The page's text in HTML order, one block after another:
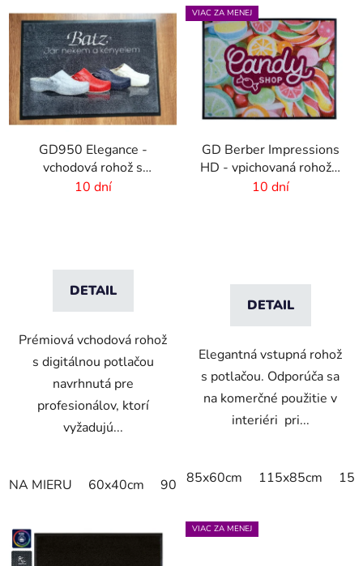
GD950 Elegance -
vchodová rohož s
digitálnou potlačou - 6
10 dní
DETAIL
Prémiová vchodová rohož
s digitálnou potlačou
navrhnutá pre
profesionálov, ktorí
vyžadujú...
NA MIERU 60x40cm 90x60cm 60cm x 80cm
VIAC ZA MENEJ
GD Berber Impressions
HD - vpichovaná rohož s
logom
10 dní
DETAIL
Elegantná vstupná rohož
s potlačou. Odporúča sa
na komerčné použitie v
interiéri pri...
85x60cm 115x85cm
VIAC ZA MENEJ